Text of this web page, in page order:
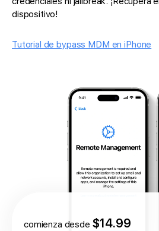
dispositivo!
Tutorial de bypass MDM en iPhone
comienza desde $14.99